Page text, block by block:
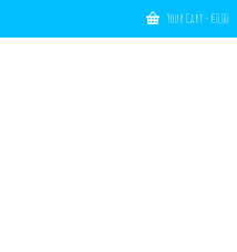
Your Cart-€0,00